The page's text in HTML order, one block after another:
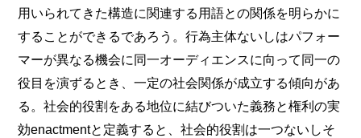
用いられてきた構造に関連する用語との関係を明らかに
することができるであろう。行為主体ないしはパフォー
マーが異なる機会に同一オーディエンスに向って同一の
役目を演ずるとき、一定の社会関係が成立する傾向があ
る。社会的役割をある地位に結びついた義務と権利の実
効enactmentと定義すると、社会的役割は一つないしそ